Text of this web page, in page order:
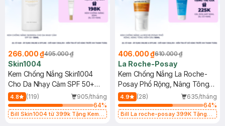
266.000 ₫495.000 ₫
Skin1004
Kem Chống Nắng Skin1004
Cho Da Nhạy Cảm SPF 50+
50ml
4.8 (119)
905/tháng
64%
Bill Skin1004 từ 399k Tặng Kem
406.000 ₫610.000 ₫
La Roche-Posay
Kem Chống Nắng La Roche-
Posay Phổ Rộng, Nâng Tông
Kiềm Dầu 50ml
4.9 (28)
635/tháng
64%
Bill La roche-posay 399K Tặng